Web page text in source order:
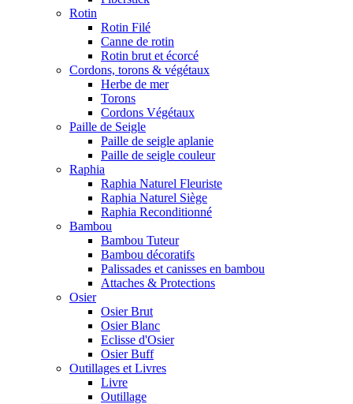
Rotin
Rotin Filé
Canne de rotin
Rotin brut et écorcé
Cordons, torons & végétaux
Herbe de mer
Torons
Cordons Végétaux
Paille de Seigle
Paille de seigle aplanie
Paille de seigle couleur
Raphia
Raphia Naturel Fleuriste
Raphia Naturel Siège
Raphia Reconditionné
Bambou
Bambou Tuteur
Bambou décoratifs
Palissades et canisses en bambou
Attaches & Protections
Osier
Osier Brut
Osier Blanc
Eclisse d'Osier
Osier Buff
Outillages et Livres
Livre
Outillage